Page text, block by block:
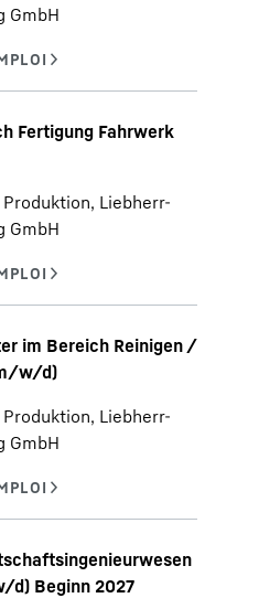
GmbH
Fertigung Fahrwerk
Liebherr-
GmbH
im Bereich Reinigen /
w/d)
Liebherr-
GmbH
d) Beginn 2027